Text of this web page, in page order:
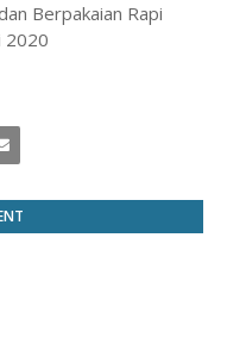
Berpakaian Rapi
2020